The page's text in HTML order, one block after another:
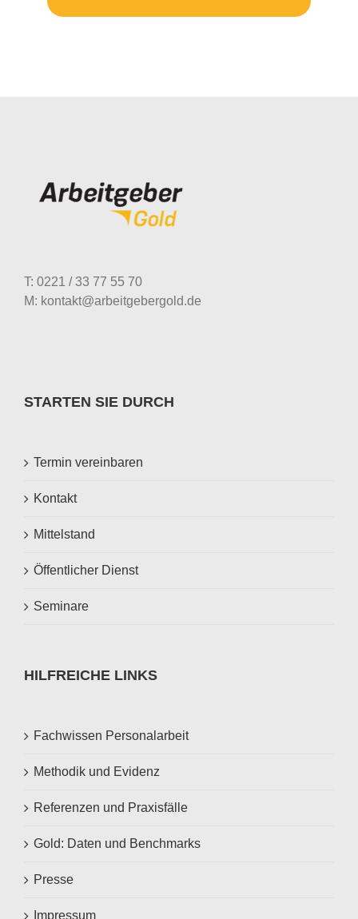
T: 0221 / 33 77 55 70
M: kontakt@arbeitgebergold.de
STARTEN SIE DURCH
Termin vereinbaren
Kontakt
Mittelstand
Öffentlicher Dienst
Seminare
HILFREICHE LINKS
Fachwissen Personalarbeit
Methodik und Evidenz
Referenzen und Praxisfälle
Gold: Daten und Benchmarks
Presse
Impressum